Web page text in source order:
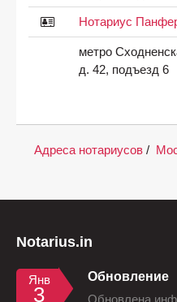
Нотариус
метро
д. 42, подъезд 6
Адреса нотариусов /
Notarius.in
Янв
3
Обновление
Обновлена